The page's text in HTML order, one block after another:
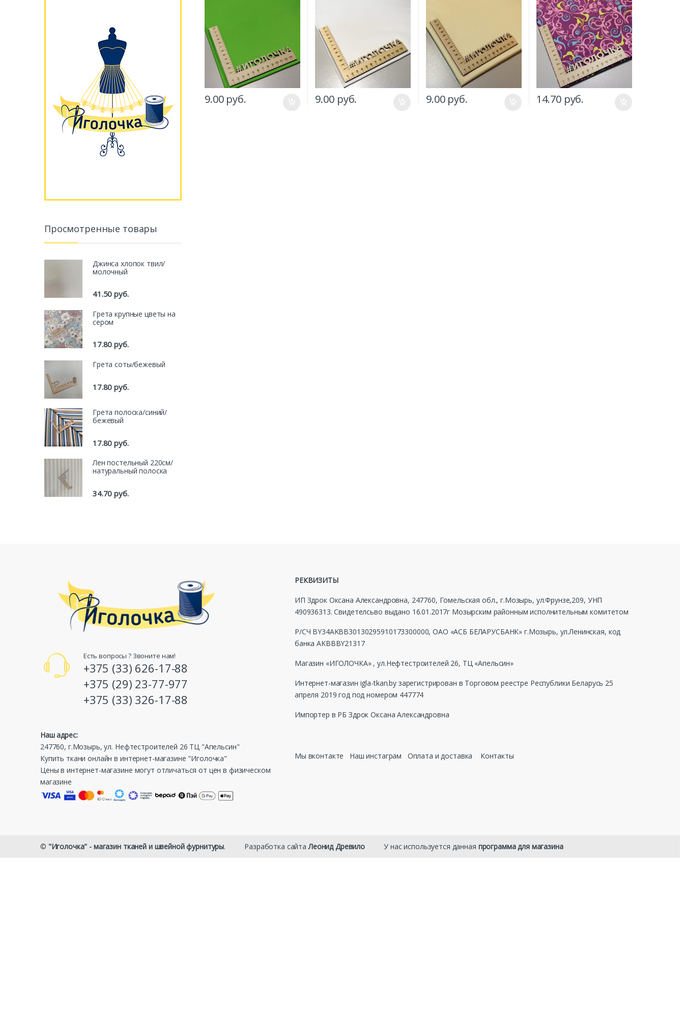
9.00 руб. 9.00 руб. 9.00 руб. 14.70 руб.
Просмотренные товары
Джинса хлопок твил/
молочный
41.50руб.
Грета крупные цветы на
сером
17.80руб.
Грета соты/бежевый
17.80руб.
Грета полоска/синий/
бежевый
17.80руб.
Лен постельный 220см/
натуральный полоска
34.70руб.
Есть вопросы ? Звоните нам!
+375 (33) 626-17-88
+375 (29) 23-77-977
+375 (33) 326-17-88
Наш адрес:
247760, г.Мозырь, ул. Нефтестроителей 26 ТЦ "Апельсин"
Купить ткани онлайн в интернет-магазине "Иголочка"
Цены в интернет-магазине могут отличаться от цен в физическом
магазине
РЕКВИЗИТЫ
ИП Здрок Оксана Александровна, 247760, Гомельская обл., г.Мозырь, ул.Фрунзе,209, УНП
490936313. Свидетелсьво выдано 16.01.2017г Мозырским районным исполнительным комитетом
Р/СЧ BY34AKBB30130295910173300000, ОАО «АСБ БЕЛАРУСБАНК» г.Мозырь, ул.Ленинская, код
банка AKBBBY21317
Магазин «ИГОЛОЧКА» , ул.Нефтестроителей 26, ТЦ «Апельсин»
Интернет-магазин igla-tkan.by зарегистрирован в Торговом реестре Республики Беларусь 25
апреля 2019 год под номером 447774
Импортер в РБ Здрок Оксана Александровна
Мы вконтакте Наш инстаграм Оплата и доставка Контакты
© "Иголочка" - магазин тканей и швейной фурнитуры. ⠀⠀⠀ Разработка сайтаЛеонид Древило⠀⠀⠀ У нас используется данная программа для магазина